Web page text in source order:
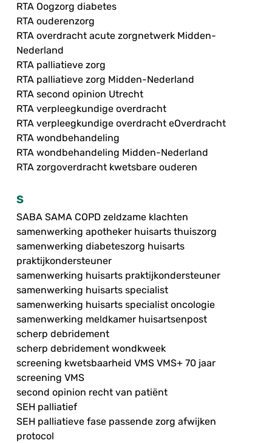
RTA Oogzorg diabetes
RTA ouderenzorg
RTA overdracht acute zorgnetwerk Midden-
Nederland
RTA palliatieve zorg
RTA palliatieve zorg Midden-Nederland
RTA second opinion Utrecht
RTA verpleegkundige overdracht
RTA verpleegkundige overdracht eOverdracht
RTA wondbehandeling
RTA wondbehandeling Midden-Nederland
RTA zorgoverdracht kwetsbare ouderen
S
SABA SAMA COPD zeldzame klachten
samenwerking apotheker huisarts thuiszorg
samenwerking diabeteszorg huisarts
praktijkondersteuner
samenwerking huisarts praktijkondersteuner
samenwerking huisarts specialist
samenwerking huisarts specialist oncologie
samenwerking meldkamer huisartsenpost
scherp debridement
scherp debridement wondkweek
screening kwetsbaarheid VMS VMS+ 70 jaar
screening VMS
second opinion recht van patiënt
SEH palliatief
SEH palliatieve fase passende zorg afwijken
protocol